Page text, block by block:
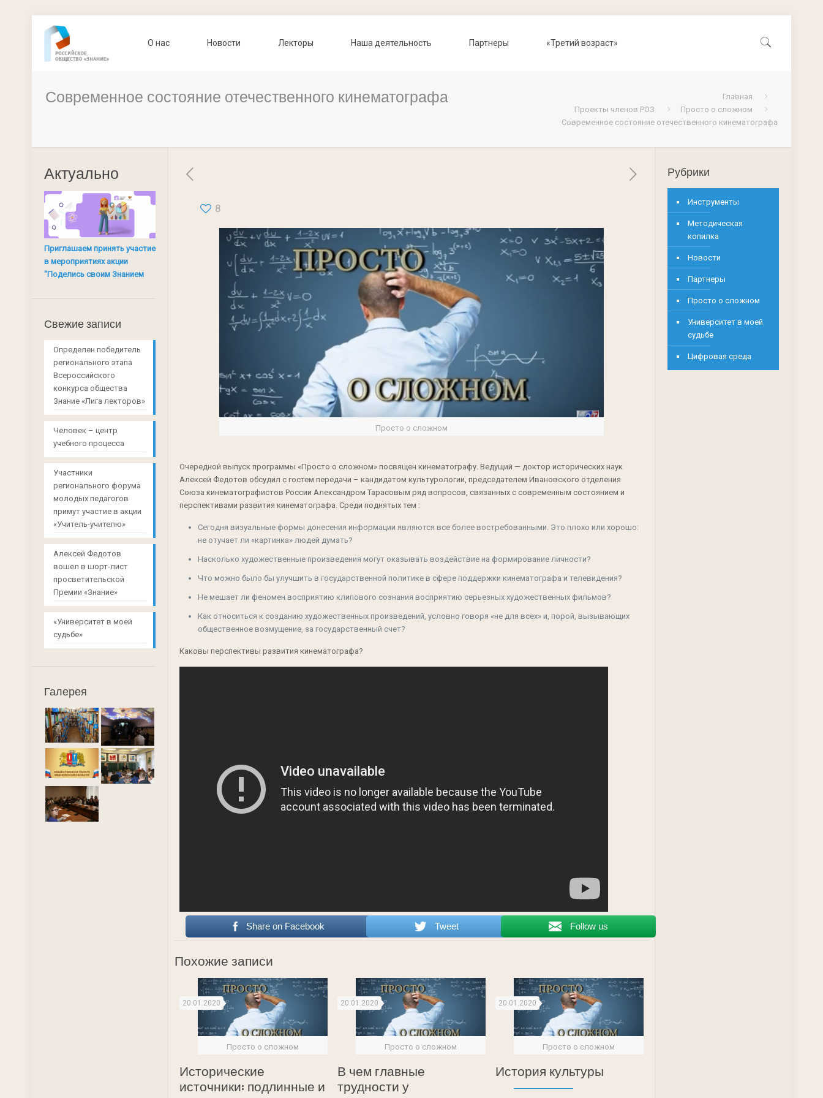
О нас Новости Лекторы Наша деятельность Партнеры «Третий возраст»
Современное состояние отечественного кинематографа
Главная
Проекты членов РОЗ
Просто о сложном
Современное состояние отечественного кинематографа
8
Просто о сложном
Очередной выпуск программы «Просто о сложном» посвящен кинематографу. Ведущий — доктор исторических наук
Алексей Федотов обсудил с гостем передачи – кандидатом культурологии, председателем Ивановского отделения
Союза кинематографистов России Александром Тарасовым ряд вопросов, связанных с современным состоянием и
перспективами развития кинематографа. Среди поднятых тем :
Сегодня визуальные формы донесения информации являются все более востребованными. Это плохо или хорошо:
не отучает ли «картинка» людей думать?
Насколько художественные произведения могут оказывать воздействие на формирование личности?
Что можно было бы улучшить в государственной политике в сфере поддержки кинематографа и телевидения?
Не мешает ли феномен восприятию клипового сознания восприятию серьезных художественных фильмов?
Как относиться к созданию художественных произведений, условно говоря «не для всех» и, порой, вызывающих
общественное возмущение, за государственный счет?
Каковы перспективы развития кинематографа?
Share on Facebook Tweet Follow us
Похожие записи
Просто о сложном
20.01.2020
Исторические
источники: подлинные и
Просто о сложном
20.01.2020
В чем главные
трудности у
Просто о сложном
20.01.2020
История культуры
Актуально
Приглашаем принять участие
в мероприятиях акции
"Поделись своим Знанием
Свежие записи
Определен победитель
регионального этапа
Всероссийского
конкурса общества
Знание «Лига лекторов»
Человек – центр
учебного процесса
Участники
регионального форума
молодых педагогов
примут участие в акции
«Учитель-учителю»
Алексей Федотов
вошел в шорт-лист
просветительской
Премии «Знание»
«Университет в моей
судьбе»
Галерея
Рубрики
Инструменты
Методическая
копилка
Новости
Партнеры
Просто о сложном
Университет в моей
судьбе
Цифровая среда